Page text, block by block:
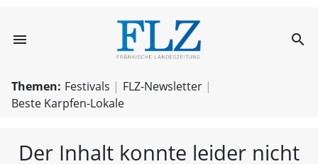
menu FLZ – search
Themen: Festivals
FLZ-Newsletter
Beste Karpfen-Lokale
Der Inhalt konnte leider nicht